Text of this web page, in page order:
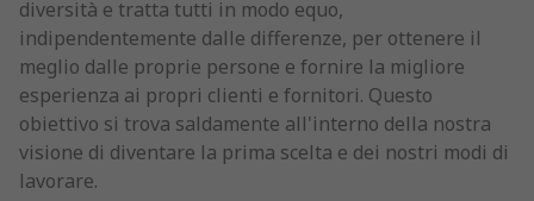
diversità e tratta tutti in modo equo,
indipendentemente dalle differenze, per ottenere il
meglio dalle proprie persone e fornire la migliore
esperienza ai propri clienti e fornitori. Questo
obiettivo si trova saldamente all'interno della nostra
visione di diventare la prima scelta e dei nostri modi di
lavorare.